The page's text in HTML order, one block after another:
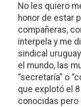
No les quiero
honor de estar
compañeras,
interpela y me
sindical
el mundo, las
“secretaría” o
que explotó el
conocidas pero